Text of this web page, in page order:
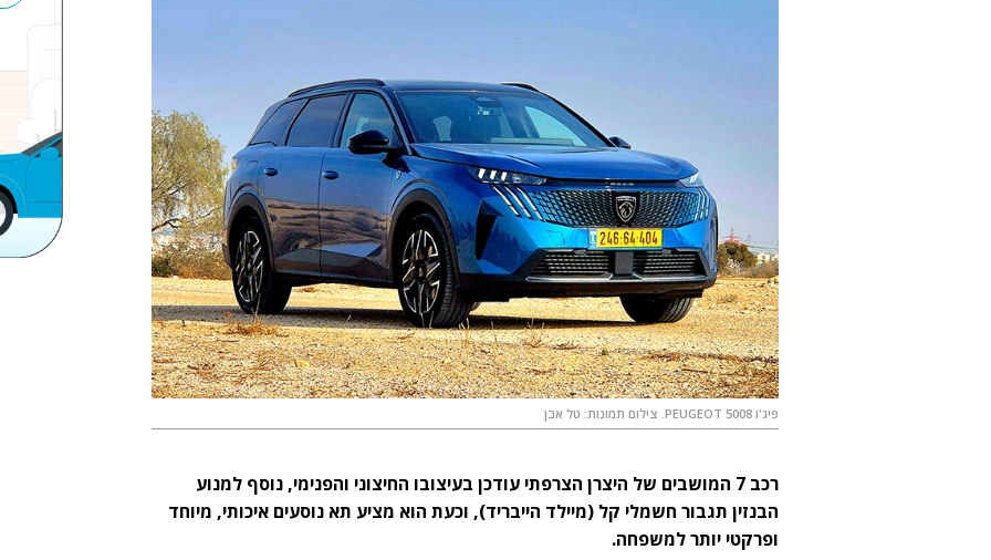
פיג'ו PEUGEOT 5008. צילום תמונות: טל אבן
רכב 7 המושבים של היצרן הצרפתי עודכן בעיצובו החיצוני והפנימי, נוסף למנוע
הבנזין תגבור חשמלי קל (מיילד הייבריד), וכעת הוא מציע תא נוסעים איכותי, מיוחד
ופרקטי יותר למשפחה.